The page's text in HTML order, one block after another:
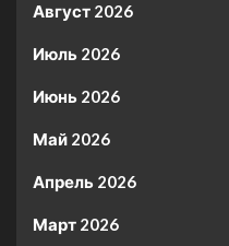
Август 2026
Июль 2026
Июнь 2026
Май 2026
Апрель 2026
Март 2026